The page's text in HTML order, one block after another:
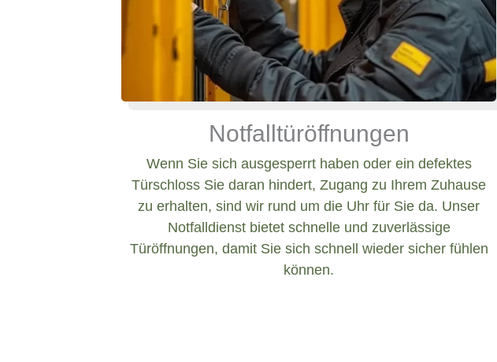
Notfalltüröffnungen
Wenn Sie sich ausgesperrt haben oder ein defektes
Türschloss Sie daran hindert, Zugang zu Ihrem Zuhause
zu erhalten, sind wir rund um die Uhr für Sie da. Unser
Notfalldienst bietet schnelle und zuverlässige
Türöffnungen, damit Sie sich schnell wieder sicher fühlen
können.